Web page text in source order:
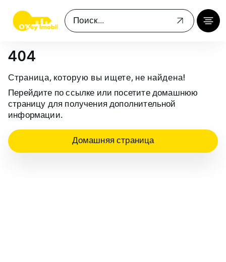
404
Страница, которую вы ищете, не найдена!
Перейдите по ссылке или посетите домашнюю
страницу для получения дополнительной
информации.
Домашняя страница